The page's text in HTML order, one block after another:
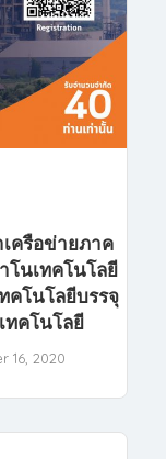
ครือข่ายภาค
โนเทคโนโลยี
คโนโลยีบรรจุ
คโนโลยี
16, 2020